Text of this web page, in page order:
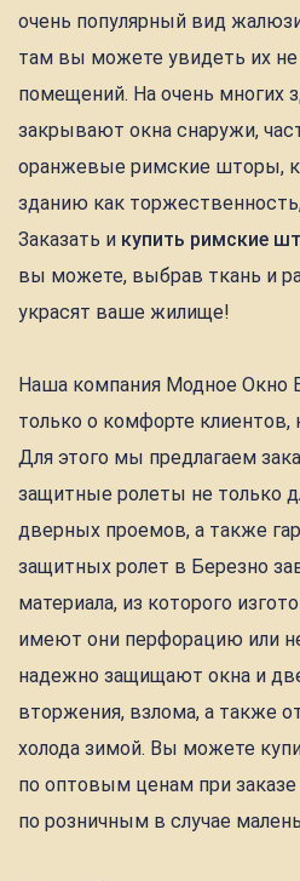
очень популярный вид
там вы можете увидеть их не
помещений. На очень многих
закрывают окна снаружи,
оранжевые римские шторы,
зданию как
Заказать и купить римские
вы можете, выбрав ткань и
украсят ваше жилище!
Наша компания Модное Окно
только о комфорте клиентов,
Для этого мы предлагаем
защитные ролеты не только
дверных проемов, а также
защитных ролет в Березно
материала, из которого
имеют они перфорацию или
надежно защищают окна и
вторжения, взлома, а также
холода зимой. Вы можете
по оптовым ценам при
по розничным в случае